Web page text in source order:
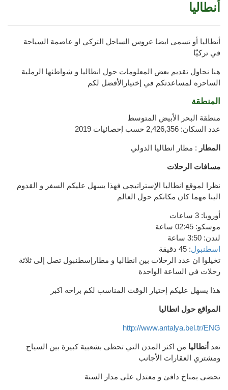
أنطاليا
في تركيّا
هنا نحاول تقديم بعض المعلومات حول انطاليا و شواطئها الرملية
الساحره لمساعدتكم في إختيارالأفضل لكم
المنطقة
منطقة البحر الأبيض المتوسط
عدد السكان: 2,426,356 حسب إحصائيات 2019
المطار : مطار انطاليا الدولي
مسافات الرحلات
نظرا لموقع انطاليا الإستراتيجي فهذا يسهل عليكم السفر و القدوم
الينا مهما كان مكانكم حول العالم
أوروبا: 3 ساعات
موسكو: 02:45 ساعة
لندن: 3:50 ساعة
اسطنبول: 45 دقيقة
تخيلوا ان عدد الرحلات بين انطاليا و مطارإسطنبول تصل إلى ثلاثة
رحلات في الساعة الواحدة
هذا يسهل عليكم إختيار الوقت المناسب لكم براحه اكبر
المواقع حول انطاليا
http://www.antalya.bel.tr/ENG
تعد أنطاليا من اكثر المدن التي تحظى بشعبية كبيرة بين السياح
ومشتري العقارات الأجانب
تحضى بمناخ دافئ و معتدل على مدار السنة